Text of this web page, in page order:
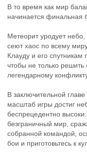
В то время как мир
начинается финальная
Метеорит уродует
сеют хаос по всему
Клауду и его спутникам
чтобы не только
легендарному
В заключительной
масштаб игры достиг
беспрецедентно
безграничный мир,
собранной командой,
бои и приготовьтесь к